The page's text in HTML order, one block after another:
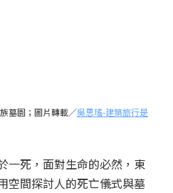
墓園；圖片轉載／吳思瑤-建築旅行是
一死，面對生命的必然，東
空間探討人的死亡儀式與墓